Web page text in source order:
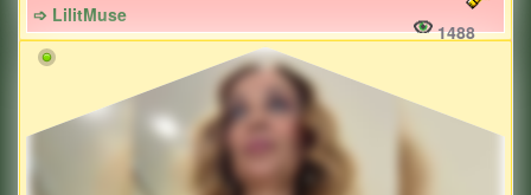
➩ LilitMuse
1488